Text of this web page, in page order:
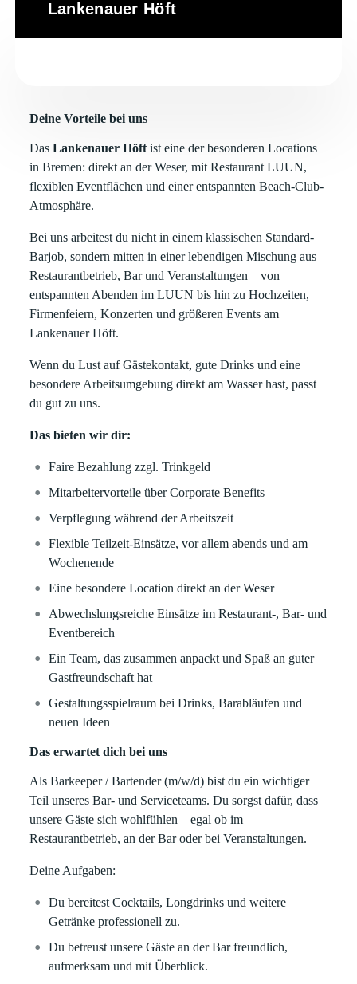
Lankenauer Höft
Deine Vorteile bei uns
DasLankenauer Höft ist eine der besonderen Locations
in Bremen: direkt an der Weser, mit Restaurant LUUN,
flexiblen Eventflächen und einer entspannten Beach-Club-
Atmosphäre.
Bei uns arbeitest du nicht in einem klassischen Standard-
Barjob, sondern mitten in einer lebendigen Mischung aus
Restaurantbetrieb, Bar und Veranstaltungen – von
entspannten Abenden im LUUN bis hin zu Hochzeiten,
Firmenfeiern, Konzerten und größeren Events am
Lankenauer Höft.
Wenn du Lust auf Gästekontakt, gute Drinks und eine
besondere Arbeitsumgebung direkt am Wasser hast, passt
du gut zu uns.
Das bieten wir dir:
Faire Bezahlung zzgl. Trinkgeld
Mitarbeitervorteile über Corporate Benefits
Verpflegung während der Arbeitszeit
Flexible Teilzeit-Einsätze, vor allem abends und am
Wochenende
Eine besondere Location direkt an der Weser
Abwechslungsreiche Einsätze im Restaurant-, Bar- und
Eventbereich
Ein Team, das zusammen anpackt und Spaß an guter
Gastfreundschaft hat
Gestaltungsspielraum bei Drinks, Barabläufen und
neuen Ideen
Das erwartet dich bei uns
Als Barkeeper / Bartender (m/w/d) bist du ein wichtiger
Teil unseres Bar- und Serviceteams. Du sorgst dafür, dass
unsere Gäste sich wohlfühlen – egal ob im
Restaurantbetrieb, an der Bar oder bei Veranstaltungen.
Deine Aufgaben:
Du bereitest Cocktails, Longdrinks und weitere
Getränke professionell zu.
Du betreust unsere Gäste an der Bar freundlich,
aufmerksam und mit Überblick.